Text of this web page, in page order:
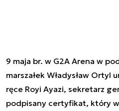
9 maja br. w G2A Arena w
marszałek Władysław Ortyl
ręce Royi Ayazi, sekretarz
podpisany certyfikat, który